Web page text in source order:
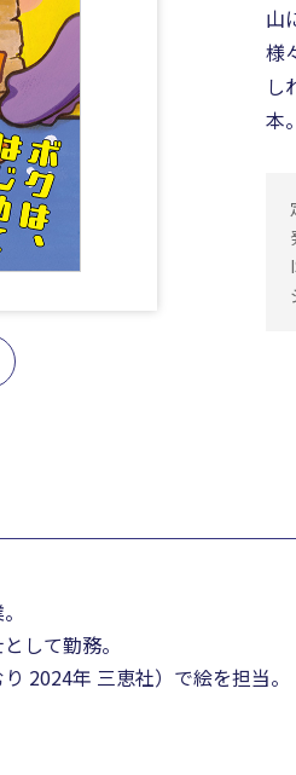
山
様
し
本。
して勤務。
2024年 三恵社）で絵を担当。